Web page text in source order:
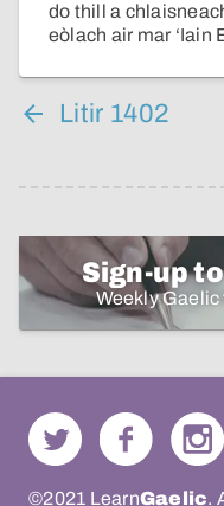
do thill a
eòlach air mar ‘Iain
Litir 1402
Sign-up
Weekly Gaelic
©2021 LearnGaelic.